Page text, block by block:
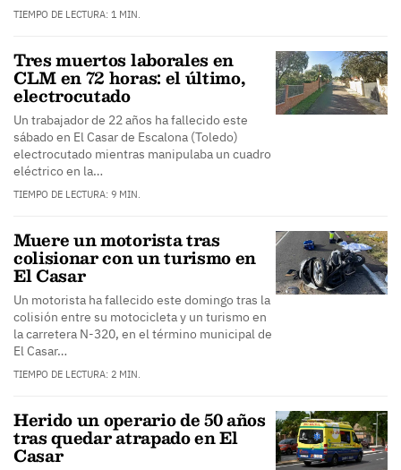
TIEMPO DE LECTURA: 1 MIN.
Tres muertos laborales en
CLM en 72 horas: el último,
electrocutado
Un trabajador de 22 años ha fallecido este
sábado en El Casar de Escalona (Toledo)
electrocutado mientras manipulaba un cuadro
eléctrico en la…
TIEMPO DE LECTURA: 9 MIN.
Muere un motorista tras
colisionar con un turismo en
El Casar
Un motorista ha fallecido este domingo tras la
colisión entre su motocicleta y un turismo en
la carretera N-320, en el término municipal de
El Casar…
TIEMPO DE LECTURA: 2 MIN.
Herido un operario de 50 años
tras quedar atrapado en El
Casar